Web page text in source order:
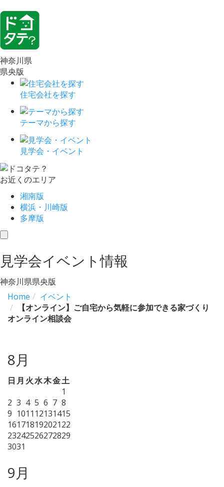
神奈川県
県央版
住宅会社を探す
テーマから探す
見学会・イベント
お近くのエリア
湘南版
横浜・川崎版
多摩版
toggle
見学会イベント情報
神奈川県県央版
Home
イベント
【オンライン】ご自宅から気軽に参加できる家づくり
オンライン相談会
8月
日 月 火水木金土
1
2 3 4 5 6 7 8
9 1011 12131415
16171819202122
23242526272829
3031
9月